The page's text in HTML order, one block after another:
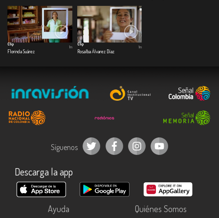
Clip
Florinda Suárez
1m
Clip
Rosalba Álvarez Díaz
1m
Síguenos
Descarga la app
Ayuda
Quiénes Somos